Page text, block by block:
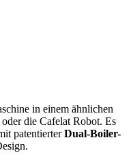
in einem ähnlichen
die Cafelat Robot. Es
patentierterDual-Boiler-